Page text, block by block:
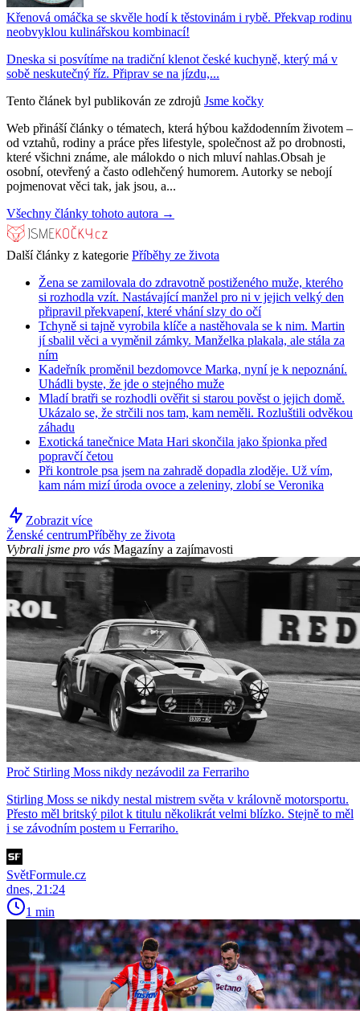
Křenová omáčka se skvěle hodí k těstovinám i rybě. Překvap rodinu
neobvyklou kulinářskou kombinací!
Dneska si posvítíme na tradiční klenot české kuchyně, který má v
sobě neskutečný říz. Připrav se na jízdu,...
Tento článek byl publikován ze zdrojů Jsme kočky
Web přináší články o tématech, která hýbou každodenním životem –
od vztahů, rodiny a práce přes lifestyle, společnost až po drobnosti,
které všichni známe, ale málokdo o nich mluví nahlas.Obsah je
osobní, otevřený a často odlehčený humorem. Autorky se nebojí
pojmenovat věci tak, jak jsou, a...
Všechny články tohoto autora →
Další články z kategorie Příběhy ze života
Žena se zamilovala do zdravotně postiženého muže, kterého
si rozhodla vzít. Nastávající manžel pro ni v jejich velký den
připravil překvapení, které vhání slzy do očí
Tchyně si tajně vyrobila klíče a nastěhovala se k nim. Martin
jí sbalil věci a vyměnil zámky. Manželka plakala, ale stála za
ním
Kadeřník proměnil bezdomovce Marka, nyní je k nepoznání.
Uhádli byste, že jde o stejného muže
Mladí bratři se rozhodli ověřit si starou pověst o jejich domě.
Ukázalo se, že strčili nos tam, kam neměli. Rozluštili odvěkou
záhadu
Exotická tanečnice Mata Hari skončila jako špionka před
popravčí četou
Při kontrole psa jsem na zahradě dopadla zloděje. Už vím,
kam nám mizí úroda ovoce a zeleniny, zlobí se Veronika
Zobrazit více
Ženské centrumPříběhy ze života
Vybrali jsme pro vás Magazíny a zajímavosti
Proč Stirling Moss nikdy nezávodil za Ferrariho
Stirling Moss se nikdy nestal mistrem světa v královně motorsportu.
Přesto měl britský pilot k titulu několikrát velmi blízko. Stejně to měl
i se závodním postem u Ferrariho.
SvětFormule.cz
dnes, 21:24
1 min